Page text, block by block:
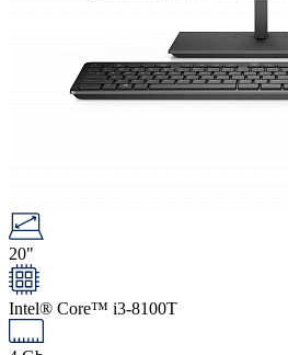
20"
Intel® Core™ i3-8100T